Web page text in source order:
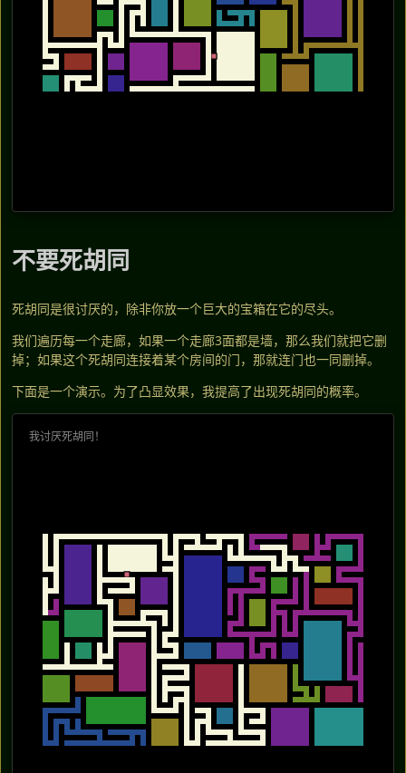
不要死胡同
死胡同是很讨厌的，除非你放一个巨大的宝箱在它的尽头。
我们遍历每一个走廊，如果一个走廊3面都是墙，那么我们就把它删
掉；如果这个死胡同连接着某个房间的门，那就连门也一同删掉。
下面是一个演示。为了凸显效果，我提高了出现死胡同的概率。
我讨厌死胡同！